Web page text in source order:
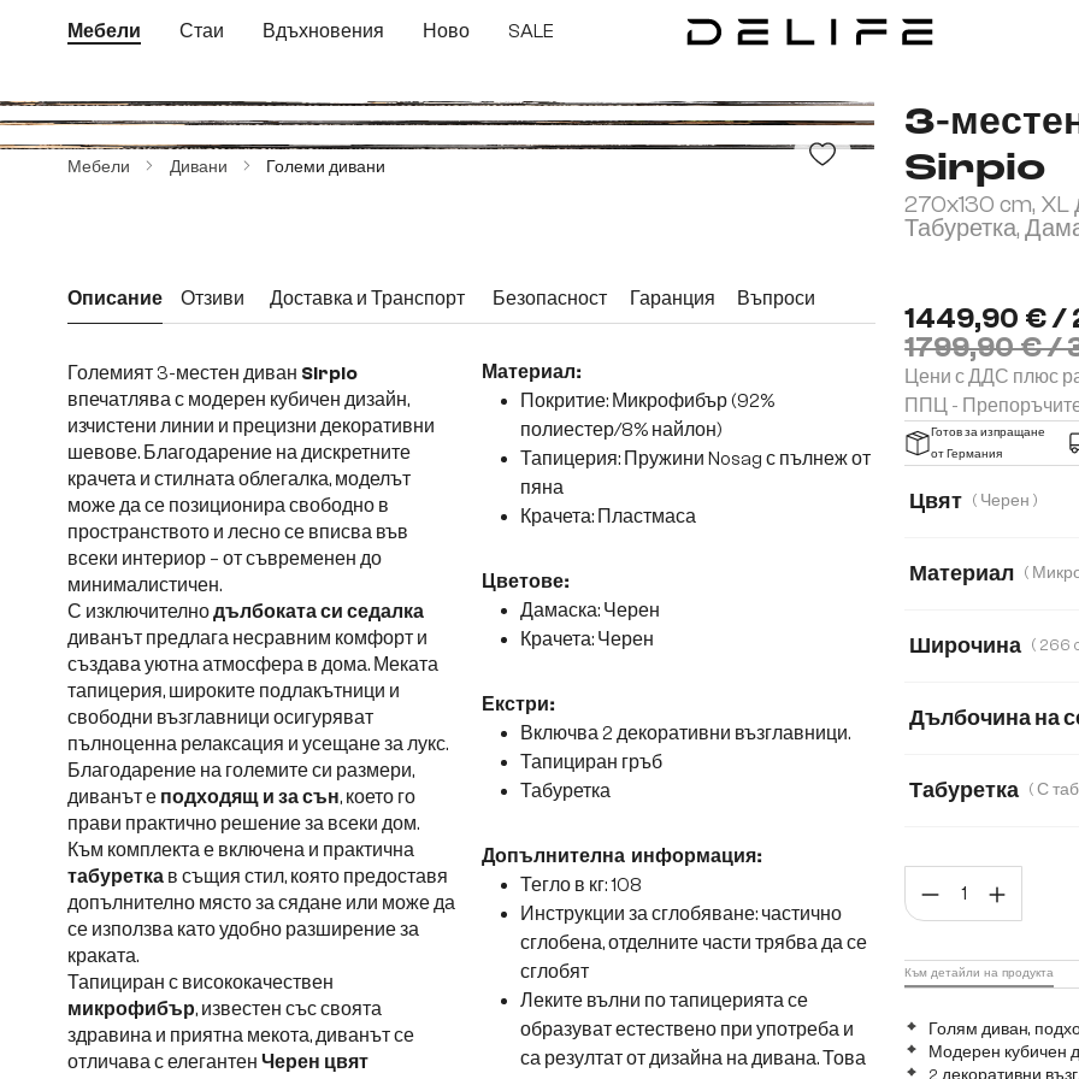
към основното съдържание
Преминете към търсенето
Преминете към основната навигация
Мебели Стаи Вдъхновения Ново SALE
Мебели Дивани Големи дивани
3-
Sirpio
270x130 cm, XL
Табуретка,
1449,90 € /
1799,90 € /
Цени с ДДС плюс
ППЦ -
Готов за изпращане
от Германия
Цвят ( Черен )
Материал
Широчина
Дълбочина на
Табуретка
Голям диван,
Модерен кубичен
Към детайли на продукта
Описание Отзиви Доставка и Транспорт Безопасност Гаранция Въпроси
Големият 3-местен диван Sirpio
впечатлява с модерен кубичен дизайн,
изчистени линии и прецизни декоративни
шевове. Благодарение на дискретните
крачета и стилната облегалка, моделът
може да се позиционира свободно в
пространството и лесно се вписва във
всеки интериор – от съвременен до
минималистичен.
С изключителнодълбоката си седалка
диванът предлага несравним комфорт и
създава уютна атмосфера в дома. Меката
тапицерия, широките подлакътници и
свободни възглавници осигуряват
пълноценна релаксация и усещане за лукс.
Благодарение на големите си размери,
диванът е подходящ и за сън, което го
прави практично решение за всеки дом.
Към комплекта е включена и практична
табуретка в същия стил, която предоставя
допълнително място за сядане или може да
се използва като удобно разширение за
краката.
Тапициран с висококачествен
микрофибър, известен със своята
здравина и приятна мекота, диванът се
отличава с елегантен Черен цвят
Материал:
Покритие: Микрофибър (92%
полиестер/8% найлон)
Тапицерия: Пружини Nosag с пълнеж от
пяна
Крачета: Пластмаса
Цветове:
Дамаска: Черен
Крачета: Черен
Екстри:
Включва 2 декоративни възглавници.
Тапициран гръб
Табуретка
Допълнителна информация:
Тегло в кг: 108
Инструкции за сглобяване: частично
сглобена, отделните части трябва да се
сглобят
Леките вълни по тапицерията се
образуват естествено при употреба и
са резултат от дизайна на дивана. Това